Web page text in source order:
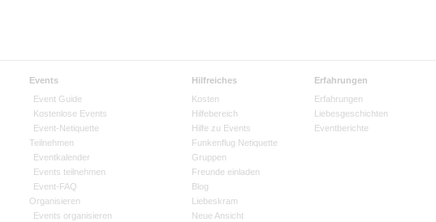
Events
Event Guide
Kostenlose Events
Event-Netiquette
Teilnehmen
Eventkalender
Events teilnehmen
Event-FAQ
Organisieren
Events organisieren
Hilfreiches
Kosten
Hilfebereich
Hilfe zu Events
Funkenflug Netiquette
Gruppen
Freunde einladen
Blog
Liebeskram
Neue Ansicht
Erfahrungen
Erfahrungen
Liebesgeschichten
Eventberichte